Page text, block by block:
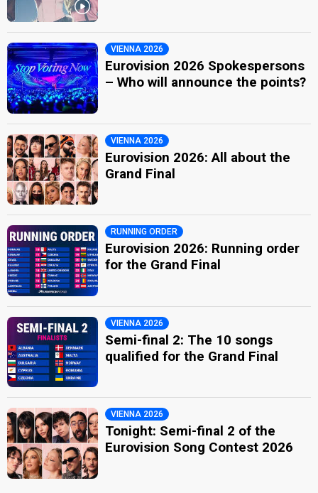
VIENNA 2026
Eurovision 2026 Spokespersons
– Who will announce the points?
VIENNA 2026
Eurovision 2026: All about the
Grand Final
RUNNING ORDER
Eurovision 2026: Running order
for the Grand Final
VIENNA 2026
Semi-final 2: The 10 songs
qualified for the Grand Final
VIENNA 2026
Tonight: Semi-final 2 of the
Eurovision Song Contest 2026